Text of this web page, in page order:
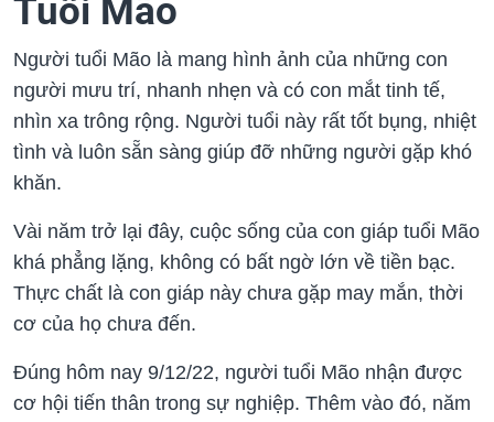
Tuổi Mão
Người tuổi Mão là mang hình ảnh của những con
người mưu trí, nhanh nhẹn và có con mắt tinh tế,
nhìn xa trông rộng. Người tuổi này rất tốt bụng, nhiệt
tình và luôn sẵn sàng giúp đỡ những người gặp khó
khăn.
Vài năm trở lại đây, cuộc sống của con giáp tuổi Mão
khá phẳng lặng, không có bất ngờ lớn về tiền bạc.
Thực chất là con giáp này chưa gặp may mắn, thời
cơ của họ chưa đến.
Đúng hôm nay 9/12/22, người tuổi Mão nhận được
cơ hội tiến thân trong sự nghiệp. Thêm vào đó, năm